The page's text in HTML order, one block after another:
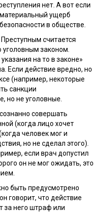
нет. А вот если
ущерб
в обществе.
Преступным считается
законом.
на то в законе»
Если действие вредно, но
(например, некоторые
санкции
но не уголовные.
совершать
(когда лицо хочет
человек мог и
но не сделал этого).
если врач допустил
он не мог ожидать, это
быть предусмотрено
говорит, что действие
за него штраф или